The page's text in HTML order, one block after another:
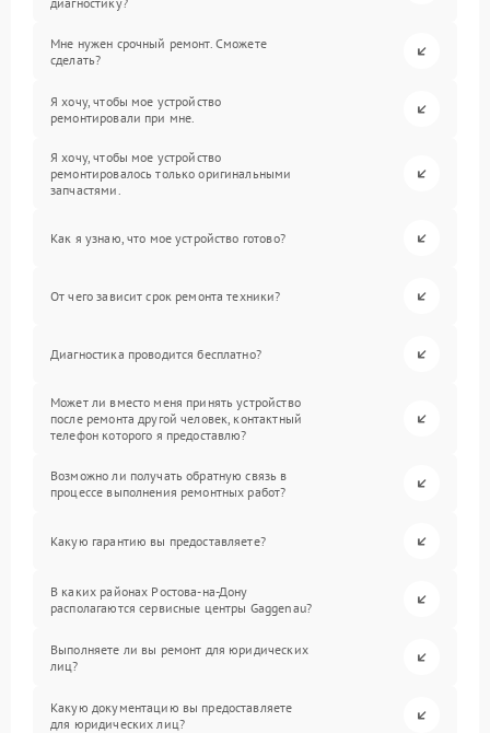
Мне нужен срочный ремонт. Сможете
сделать?
Я хочу, чтобы мое устройство
ремонтировали при мне.
Я хочу, чтобы мое устройство
ремонтировалось только оригинальными
запчастями.
Как я узнаю, что мое устройство готово?
От чего зависит срок ремонта техники?
Диагностика проводится бесплатно?
Может ли вместо меня принять устройство
после ремонта другой человек, контактный
телефон которого я предоставлю?
Возможно ли получать обратную связь в
процессе выполнения ремонтных работ?
Какую гарантию вы предоставляете?
В каких районах Ростова-на-Дону
располагаются сервисные центры Gaggenau?
Выполняете ли вы ремонт для юридических
лиц?
Какую документацию вы предоставляете
для юридических лиц?